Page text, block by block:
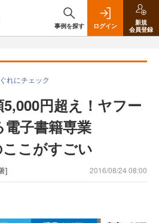
事例を探す ログイン
新規
会員登録
れにチェック
円超え！ヤフー
子書籍専業
こがすごい
] 2016/08/24 08:00